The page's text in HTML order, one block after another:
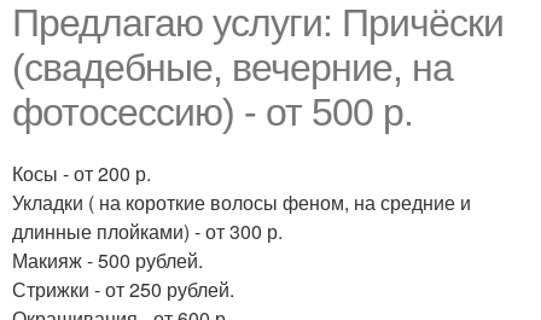
Предлагаю услуги: Причёски
(свадебные, вечерние, на
фотосессию) - от 500 р.
Косы - от 200 р.
Укладки ( на короткие волосы феном, на средние и
длинные плойками) - от 300 р.
Макияж - 500 рублей.
Стрижки - от 250 рублей.